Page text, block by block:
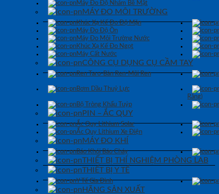
Máy Đo Độ Nhám Bề Mặt
MÁY ĐO MÔI TRƯỜNG
Khúc Xạ Kế Đo Độ Mặn
Máy Đo Độ Ồn
Máy Đo Môi Trường Nước
Khúc Xạ Kế Đo Ngọt
Máy Cất Nước
CÔNG CỤ DỤNG CỤ CẦM TAY
Ren Taro-Bàn Ren-Mũi Ren
Bơm Dầu Thuỷ Lực
Răng)
Bộ Tròng Khẩu Tuýp
PIN – ẮC QUY
Ắc Quy Lithium Solar
Ắc Quy Lithium Xe Điện
MÁY ĐO KHÍ
Báo Khói Báo Cháy
THIẾT BỊ THÍ NGHIỆM PHÒNG LAB
THIẾT BỊ Y TẾ
Y Tế Gia Đình
HÃNG SẢN XUẤT